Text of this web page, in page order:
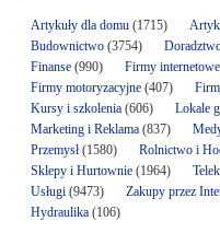
Artykuły dla domu(1715)
Budownictwo(3754)
Finanse(990) Firmy internetowe
Firmy motoryzacyjne(407)
Kursy i szkolenia(606) Lokale
Marketing i Reklama(837)
Przemysł(1580) Rolnictwo i
Sklepy i Hurtownie(1964)
Usługi(9473) Zakupy przez
Hydraulika(106)